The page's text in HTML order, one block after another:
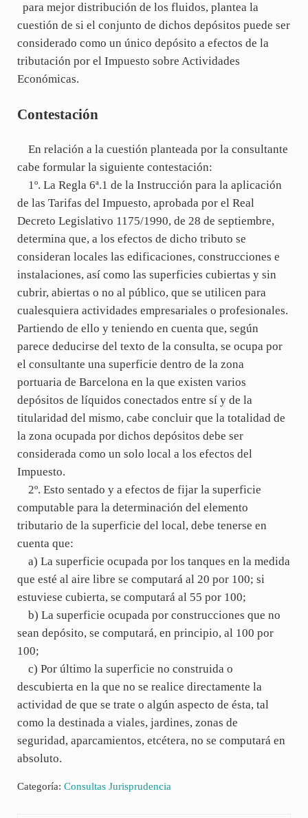
para mejor distribución de los fluidos, plantea la
cuestión de si el conjunto de dichos depósitos puede ser
considerado como un único depósito a efectos de la
tributación por el Impuesto sobre Actividades
Económicas.
Contestación
En relación a la cuestión planteada por la consultante
cabe formular la siguiente contestación:
1º. La Regla 6ª.1 de la Instrucción para la aplicación
de las Tarifas del Impuesto, aprobada por el Real
Decreto Legislativo 1175/1990, de 28 de septiembre,
determina que, a los efectos de dicho tributo se
consideran locales las edificaciones, construcciones e
instalaciones, así como las superficies cubiertas y sin
cubrir, abiertas o no al público, que se utilicen para
cualesquiera actividades empresariales o profesionales.
Partiendo de ello y teniendo en cuenta que, según
parece deducirse del texto de la consulta, se ocupa por
el consultante una superficie dentro de la zona
portuaria de Barcelona en la que existen varios
depósitos de líquidos conectados entre sí y de la
titularidad del mismo, cabe concluir que la totalidad de
la zona ocupada por dichos depósitos debe ser
considerada como un solo local a los efectos del
Impuesto.
2º. Esto sentado y a efectos de fijar la superficie
computable para la determinación del elemento
tributario de la superficie del local, debe tenerse en
cuenta que:
a) La superficie ocupada por los tanques en la medida
que esté al aire libre se computará al 20 por 100; si
estuviese cubierta, se computará al 55 por 100;
b) La superficie ocupada por construcciones que no
sean depósito, se computará, en principio, al 100 por
100;
c) Por último la superficie no construida o
descubierta en la que no se realice directamente la
actividad de que se trate o algún aspecto de ésta, tal
como la destinada a viales, jardines, zonas de
seguridad, aparcamientos, etcétera, no se computará en
absoluto.
Categoría: Consultas Jurisprudencia